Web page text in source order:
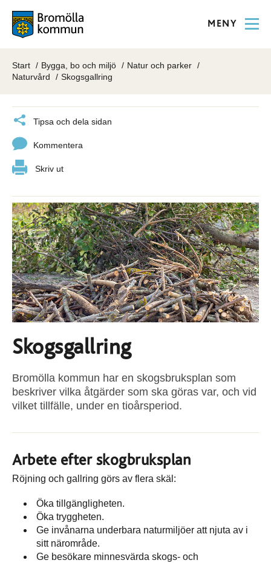
MENY
Start Bygga, bo och miljö
Natur och parker
Naturvård
Skogsgallring
Tipsa och dela sidan
Kommentera
Skriv ut
Skogsgallring
Bromölla kommun har en skogsbruksplan som
beskriver vilka åtgärder som ska göras var, och vid
vilket tillfälle, under en tioårsperiod.
Arbete efter skogbruksplan
Röjning och gallring görs av flera skäl:
Öka tillgängligheten.
Öka tryggheten.
Ge invånarna underbara naturmiljöer att njuta av i
sitt närområde.
Ge besökare minnesvärda skogs- och